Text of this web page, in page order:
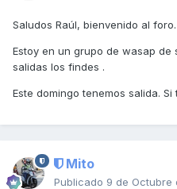
Saludos Raúl, bienvenido al foro.
Estoy en un grupo de wasap
salidas los findes .
Este domingo tenemos salida.
Mito
Publicado 9 de Octubre